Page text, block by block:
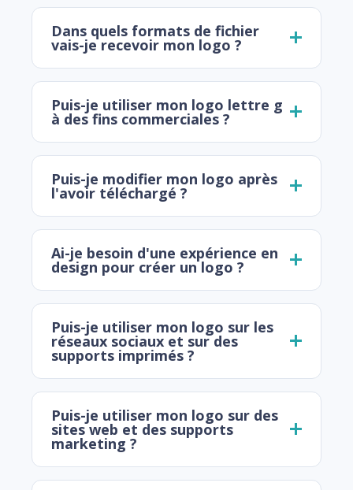
Dans quels formats de fichier
vais-je recevoir mon logo ?
Puis-je utiliser mon logo lettre g
à des fins commerciales ?
Puis-je modifier mon logo après
l'avoir téléchargé ?
Ai-je besoin d'une expérience en
design pour créer un logo ?
Puis-je utiliser mon logo sur les
réseaux sociaux et sur des
supports imprimés ?
Puis-je utiliser mon logo sur des
sites web et des supports
marketing ?